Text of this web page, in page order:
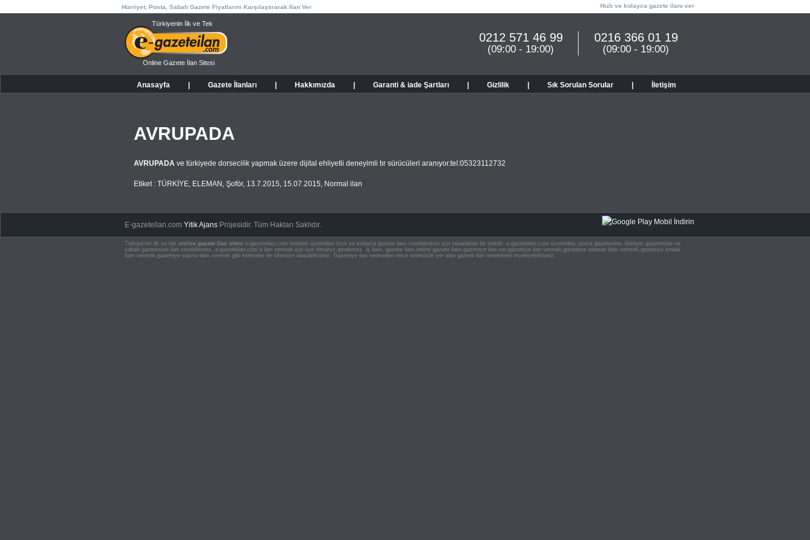
Hürriyet, Posta, Sabah Gazete Fiyatlarını Karşılaştırarak İlan Ver Hızlı ve kolayca gazete ilanı ver
Türkiyenin İlk ve Tek
Online Gazete İlan Sitesi
0216 366 01 19
(09:00 - 19:00)
0212 571 46 99
(09:00 - 19:00)
Anasayfa Gazete İlanları Hakkımızda Garanti & iade Şartları Gizlilik Sık Sorulan Sorular İletişim
AVRUPADA
AVRUPADA ve türkiyede dorsecilik yapmak üzere dijital ehliyetli deneyimli tır sürücüleri aranıyor.tel:05323112732
Etiket : TÜRKİYE, ELEMAN , Şoför, 13.7.2015, 15.07.2015, Normal ilan
E-gazeteilan.comYitik Ajans Projesidir.Tüm Hakları Saklıdır.
Türkiye'nin ilk ve tek online gazete ilan sitesi e-gazeteilan.com internet üzerinden hızlı ve kolayca gazete ilanı verebilmeniz için tasarlanan bir sitedir. e-gazeteilan.com üzerinden, posta gazetesine, hürriyet gazetesine ve
sabah gazetesine ilan verebilirsiniz. e-gazeteilan.com'a ilan vermek için üye olmanız gerekmez. iş ilanı, gazete ilanı,online gazete ilanı,gazeteye ilan ver,gazeteye ilan vermek,gazeteye eleman ilanı vermek,gazeteye emlak
ilanı vermek,gazeteye vasıta ilanı vermek gibi kelimeler ile sitemize ulaşabilirsiniz. Gazeteye ilan vermeden önce sitemizde yer alan gazete ilan örneklerini inceleyebilirsiniz.